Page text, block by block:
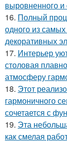
выровненного и
16. Полный
одного из
декоративных
17. Интерьер
столовая
атмосферу
18. Этот
гармоничного
сочетается с
19. Эта
как смелая